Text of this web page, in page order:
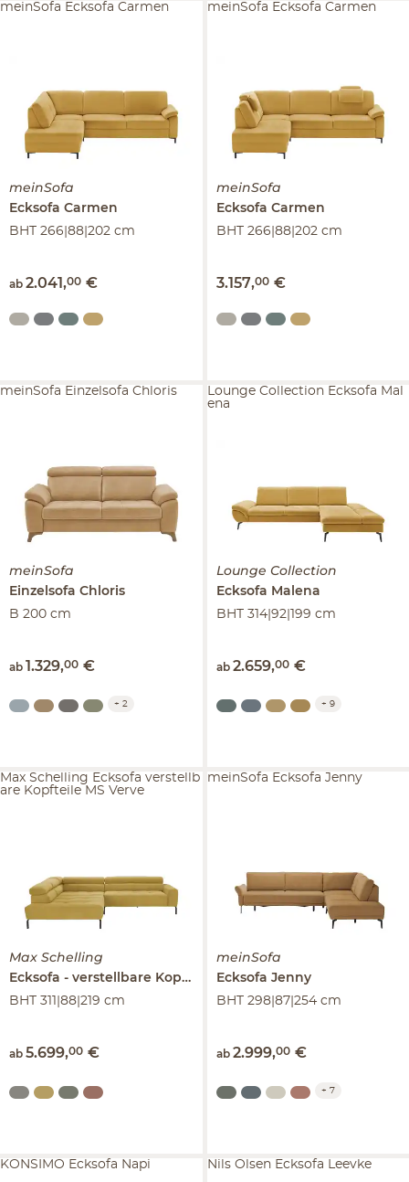
meinSofa
Ecksofa Carmen
BHT 266|88|202 cm
ab 2.041,00 €
meinSofa Ecksofa Carmen
meinSofa
Ecksofa Carmen
BHT 266|88|202 cm
3.157,00 €
meinSofa Ecksofa Carmen
meinSofa
Einzelsofa Chloris
B 200 cm
ab 1.329,00 €
meinSofa Einzelsofa Chloris
+ 2
Lounge Collection
Ecksofa Malena
BHT 314|92|199 cm
ab 2.659,00 €
Lounge Collection Ecksofa Mal
ena
+ 9
Max Schelling
Ecksofa verstellbare Kopfteile
MS Verve
BHT 311|88|219 cm
ab 5.699,00 €
Max Schelling Ecksofa verstellb
are Kopfteile MS Verve
meinSofa
Ecksofa Jenny
BHT 298|87|254 cm
ab 2.999,00 €
meinSofa Ecksofa Jenny
+ 7
KONSIMO Ecksofa Napi Nils Olsen Ecksofa Leevke